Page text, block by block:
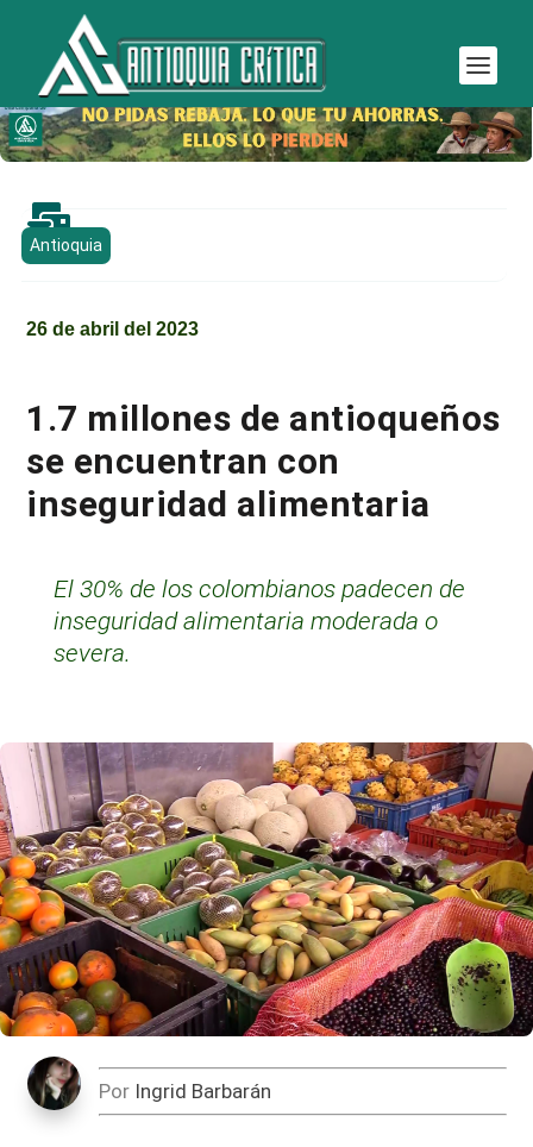

Antioquia
26 de abril del 2023
1.7 millones de antioqueños
se encuentran con
inseguridad alimentaria
El 30% de los colombianos padecen de
inseguridad alimentaria moderada o
severa.
Por Ingrid Barbarán